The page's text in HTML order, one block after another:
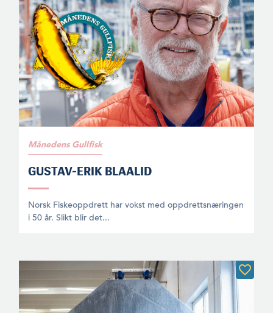
Månedens Gullfisk
GUSTAV-ERIK BLAALID
Norsk Fiskeoppdrett har vokst med oppdrettsnæringen
i 50 år. Slikt blir det...